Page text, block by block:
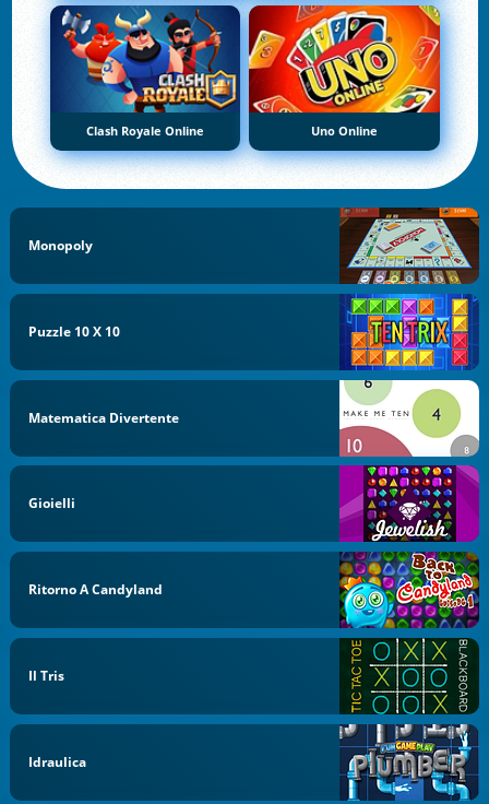
Clash Royale Online Uno Online
Monopoly
Puzzle 10 X 10
Matematica Divertente
Gioielli
Ritorno A Candyland
Il Tris
Idraulica